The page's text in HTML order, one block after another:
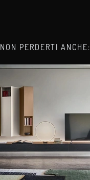
NON PERDERTI ANCHE: